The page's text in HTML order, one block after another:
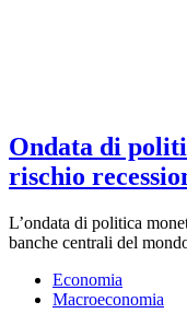
Ondata di
rischio
L’ondata di politica
banche centrali del
Economia
Macroeconomia